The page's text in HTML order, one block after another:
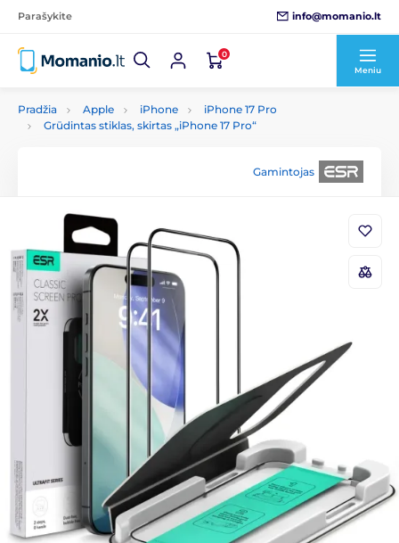
Parašykite info@momanio.lt
0
Meniu
Pradžia Apple iPhone
iPhone 17 Pro
Grūdintas stiklas, skirtas „iPhone 17 Pro“
Gamintojas